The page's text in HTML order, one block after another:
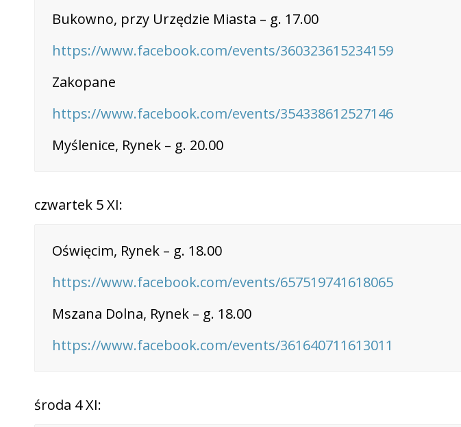
Bukowno, przy Urzędzie Miasta – g. 17.00
https://www.facebook.com/events/360323615234159
Zakopane
https://www.facebook.com/events/354338612527146
Myślenice, Rynek – g. 20.00
czwartek 5 XI:
Oświęcim, Rynek – g. 18.00
https://www.facebook.com/events/657519741618065
Mszana Dolna, Rynek – g. 18.00
https://www.facebook.com/events/361640711613011
środa 4 XI: